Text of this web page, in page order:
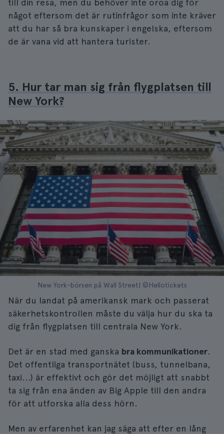
till din resa, men du behöver inte oroa dig för
något eftersom det är rutinfrågor som inte kräver
att du har så bra kunskaper i engelska, eftersom
de är vana vid att hantera turister.
5. Hur tar man sig från flygplatsen till
New York?
New York-börsen på Wall Street| ©Hellotickets
När du landat på amerikansk mark och passerat
säkerhetskontrollen måste du välja hur du ska ta
dig från flygplatsen till centrala New York.
Det är en stad med ganska bra kommunikationer.
Det offentliga transportnätet (buss, tunnelbana,
taxi...) är effektivt och gör det möjligt att snabbt
ta sig från ena änden av Big Apple till den andra
för att utforska alla dess hörn.
Men av erfarenhet kan jag säga att efter en lång